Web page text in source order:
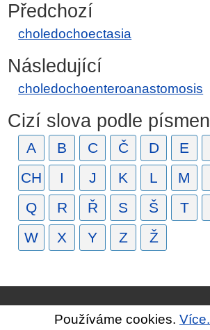
Předchozí
choledochoectasia
Následující
choledochoenteroanastomosis
Cizí slova podle písmen
A B C Č D E
CH
I J K L M
Q
R Ř S Š T
W
X Y Z Ž
Používáme cookies. Více.